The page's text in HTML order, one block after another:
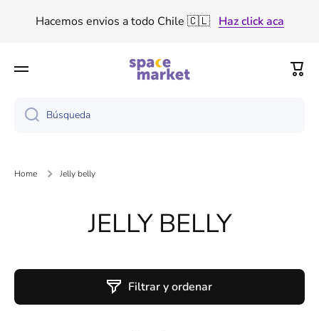
Ir directamente al contenido
Hacemos envios a todo Chile 🇨🇱 Haz click aca
Tenemos descuento por volumen de producto 🤑
Haz click aca
Búsqueda
Home Jelly belly
JELLY BELLY
Filtrar y ordenar